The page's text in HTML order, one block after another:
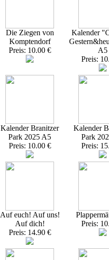
Die Ziegen von
Komptendorf
Preis: 10.00 €
Kalender
A5
Preis:
Kalender Branitzer
Park 2025 A5
Preis: 10.00 €
Kalender
Park
Preis:
Auf euch! Auf uns!
Auf dich!
Preis: 14.90 €
Preis: